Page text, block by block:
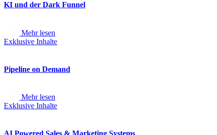
KI und der Dark Funnel
Mehr lesen
Exklusive Inhalte
Pipeline on Demand
Mehr lesen
Exklusive Inhalte